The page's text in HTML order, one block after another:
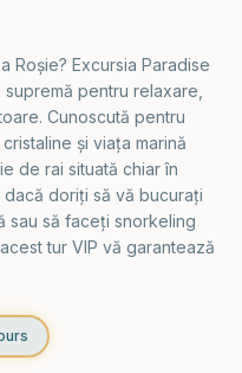
Roșie? Excursia Paradise
pentru relaxare,
Cunoscută pentru
și viața marină
de rai situată chiar în
doriți să vă bucurați
sau să faceți snorkeling
tur VIP vă garantează